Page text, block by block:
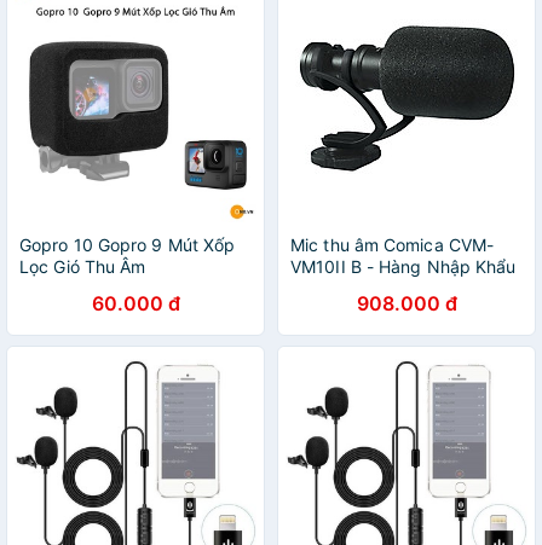
Gopro 10 Gopro 9 Mút Xốp
Lọc Gió Thu Âm
60.000 đ
Mic thu âm Comica CVM-
VM10II B - Hàng Nhập Khẩu
908.000 đ